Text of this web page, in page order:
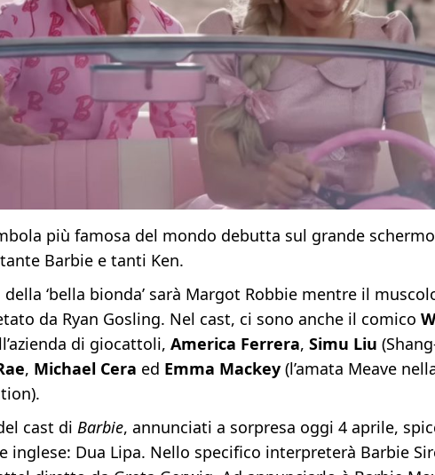
più famosa del mondo debutta sul grande
Barbie e tanti Ken.
‘bella bionda’ sarà Margot Robbie mentre il
da Ryan Gosling. Nel cast, ci sono anche il comico
di giocattoli, America Ferrera, Simu Liu
, Michael Cera ed Emma Mackey(l’amata Meave
cast di Barbie, annunciati a sorpresa oggi 4 aprile,
inglese: Dua Lipa. Nello specifico interpreterà Barbie